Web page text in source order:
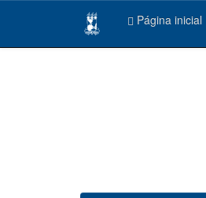
Página inicial